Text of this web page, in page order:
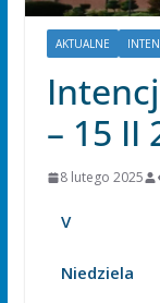
AKTUALNE
– 15 II
8 lutego 2025
V
Niedziela